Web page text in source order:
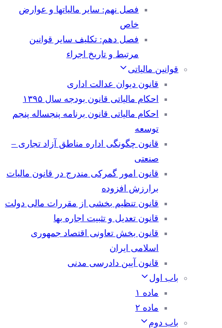
فصل نهم: سایر مالیاتها و عوارض
خاص
فصل دهم: تکلیف سایر قوانین
مرتبط و تاریخ اجراء
قوانین مالیاتی
قانون دیوان عدالت اداری
احکام مالیاتی قانون بودجه سال ۱۳۹۵
احکام مالیاتی قانون برنامه پنجساله پنجم
توسعه
قانون چگونگی اداره مناطق آزاد تجاری –
صنعتی
قانون امور گمرکی مندرج در قانون مالیات
برارزش افزوده
قانون تنظیم بخشی از مقررات مالی دولت
قانون تعدیل و تثبیت اجاره بها
قانون بخش تعاونی اقتصاد جمهوری
اسلامی ایران
قانون آیین دادرسی مدنی
باب اول
ماده ۱
ماده ۲
باب دوم